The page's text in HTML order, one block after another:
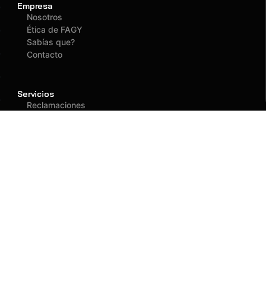
Empresa
Nosotros
Ética de FAGY
Sabías que?
Contacto
Servicios
Reclamaciones